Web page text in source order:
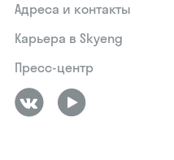
Адреса и контакты
Карьера в Skyeng
Пресс-центр